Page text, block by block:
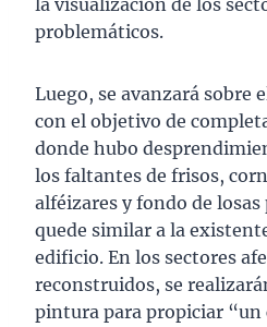
la visualización de los
problemáticos.
Luego, se avanzará sobre
con el objetivo de
donde hubo
los faltantes de frisos,
alféizares y fondo de
quede similar a la
edificio. En los sectores
reconstruidos, se
pintura para propiciar “un